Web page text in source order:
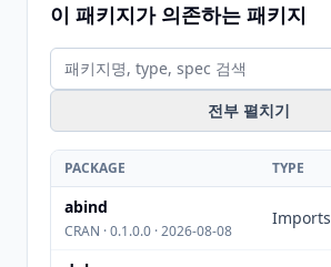
이 패키지가 의존하는 패키지
전부 펼치기
PACKAGE TYPE
abind
CRAN · 0.1.0.0 · 2026-08-08
Imports